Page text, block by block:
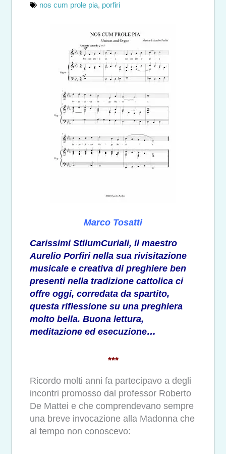
nos cum prole pia, porfiri
Marco Tosatti
Carissimi StilumCuriali, il maestro
Aurelio Porfiri nella sua rivisitazione
musicale e creativa di preghiere ben
presenti nella tradizione cattolica ci
offre oggi, corredata da spartito,
questa riflessione su una preghiera
molto bella. Buona lettura,
meditazione ed esecuzione…
***
Ricordo molti anni fa partecipavo a degli
incontri promosso dal professor Roberto
De Mattei e che comprendevano sempre
una breve invocazione alla Madonna che
al tempo non conoscevo: